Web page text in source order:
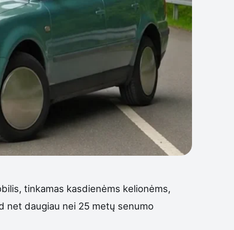
tinkamas kasdienėms kelionėms,
net daugiau nei 25 metų senumo